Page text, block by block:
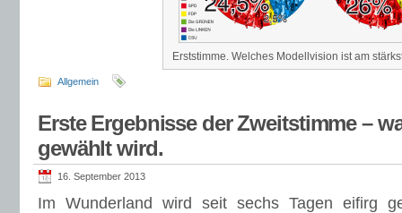
Erststimme. Welches Modellvision ist am
Allgemein
Erste Ergebnisse der Zweitstimme –
gewählt wird.
16. September 2013
Im Wunderland wird seit sechs Tagen eifirg